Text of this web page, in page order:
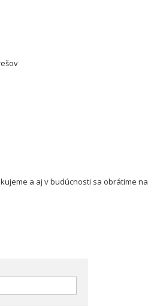
a aj v budúcnosti sa obrátime na